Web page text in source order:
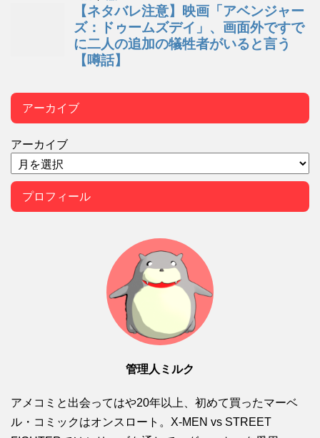
アーカイブ
アーカイブ
プロフィール
管理人ミルク
アメコミと出会ってはや20年以上、初めて買ったマーベ
ル・コミックはオンスロート。X-MEN vs STREET